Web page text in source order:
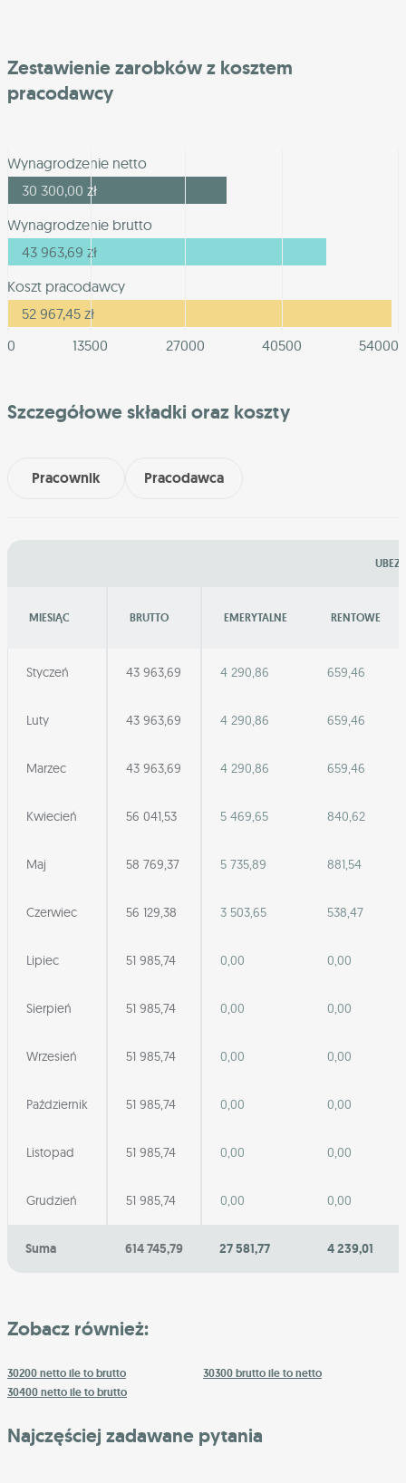
Zestawienie zarobków z kosztem
pracodawcy
Wynagrodzenie netto
30 300,00 zł
Wynagrodzenie brutto
43 963,69 zł
Koszt pracodawcy
52 967,45 zł
0
13500 27000 40500 54000
Szczegółowe składki oraz koszty
Pracownik Pracodawca
MIESIĄC BRUTTO EMERYTALNE RENTOWE
Styczeń 43 963,69 4 290,86 659,46
Luty 43 963,69 4 290,86 659,46
Marzec 43 963,69 4 290,86 659,46
Kwiecień 56 041,53 5 469,65 840,62
Maj 58 769,37 5 735,89 881,54
Czerwiec 56 129,38 3 503,65 538,47
Lipiec 51 985,74 0,00 0,00
Sierpień 51 985,74 0,00 0,00
Wrzesień 51 985,74 0,00 0,00
Październik 51 985,74 0,00 0,00
Listopad 51 985,74 0,00 0,00
Grudzień 51 985,74 0,00 0,00
Suma 614 745,79 27 581,77 4 239,01
Zobacz również:
30200 netto ile to brutto
30300 brutto ile to netto
30400 netto ile to brutto
Najczęściej zadawane pytania